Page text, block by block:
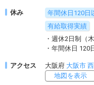
休み 年間休日120日
有給取得実績
・週休2日制（
・年間休日 120
アクセス 大阪府 大阪市
地図を表示